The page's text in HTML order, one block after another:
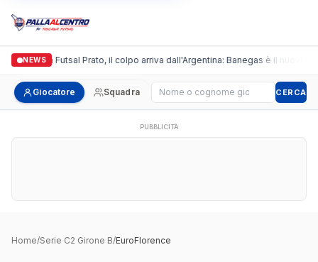
NEWS
Italgronda Futsal Prato, il colpo arriva dall'Argentina: Banegas è il nuovo
Giocatore Squadra Cerca giocatore CERCA
PUBBLICITÀ
Home/Serie C2 Girone B/EuroFlorence